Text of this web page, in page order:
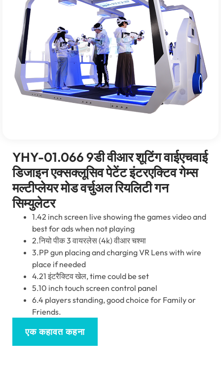
YHY-01.066 9डी वीआर शूटिंग वाईएचवाई
डिजाइन एक्सक्लूसिव पेटेंट इंटरएक्टिव गेम्स
मल्टीप्लेयर मोड वर्चुअल रियलिटी गन
सिम्युलेटर
1.42 inch screen live showing the games video and
best for ads when not playing
2.नियो पीक 3 वायरलेस (4k) वीआर चश्मा
3.PP gun placing and charging VR Lens with wire
place if needed
4.21 इंटरैक्टिव खेल,time could be set
5.10 inch touch screen control panel
6.4 players standing,good choice for Family or
Friends.
एक कहावत कहना